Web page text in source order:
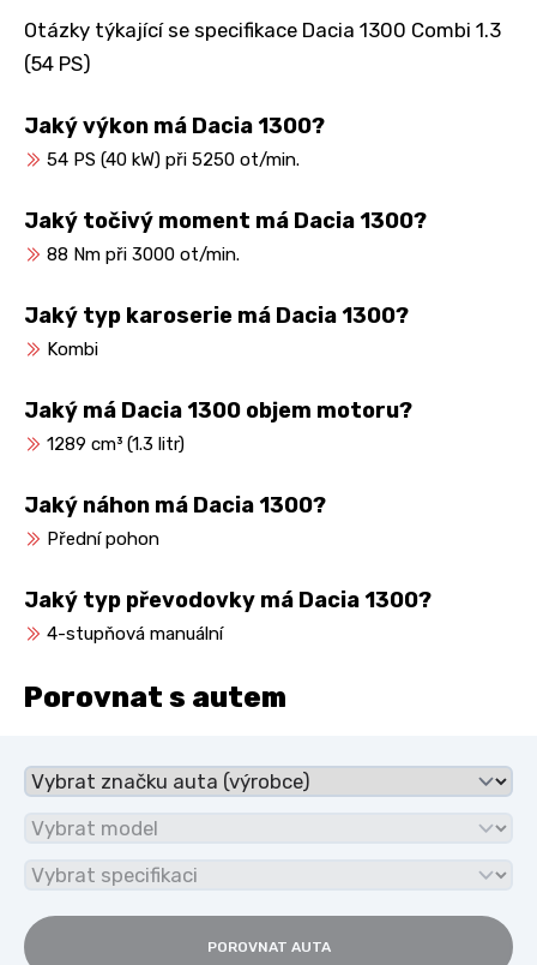
Otázky týkající se specifikace Dacia 1300 Combi 1.3
(54 PS)
Jaký výkon má Dacia 1300?
54 PS (40 kW) při 5250 ot/min.
Jaký točivý moment má Dacia 1300?
88 Nm při 3000 ot/min.
Jaký typ karoserie má Dacia 1300?
Kombi
Jaký má Dacia 1300 objem motoru?
1289 cm³ (1.3 litr)
Jaký náhon má Dacia 1300?
Přední pohon
Jaký typ převodovky má Dacia 1300?
4-stupňová manuální
Porovnat s autem
POROVNAT AUTA